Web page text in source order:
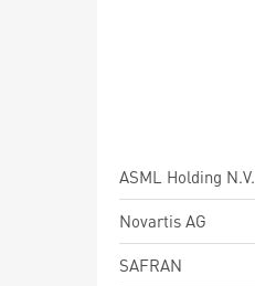
ASML Holding N.V.
Novartis AG
SAFRAN